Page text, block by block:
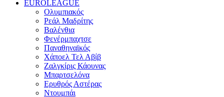
EUROLEAGUE
Ολυμπιακός
Ρεάλ Μαδρίτης
Βαλένθια
Φενέρμπαχτσε
Παναθηναϊκός
Χάποελ Τελ Αβίβ
Ζαλγκίρις Κάουνας
Μπαρτσελόνα
Ερυθρός Αστέρας
Ντουμπάι